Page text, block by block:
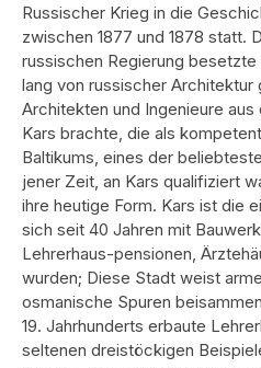
Russischer Krieg in die
zwischen 1877 und 1878 statt.
russischen Regierung
lang von russischer Architektur
Architekten und Ingenieure aus
Kars brachte, die als
Baltikums, eines der
jener Zeit, an Kars qualifiziert
ihre heutige Form. Kars ist die
sich seit 40 Jahren mit
Lehrerhaus-pensionen,
wurden; Diese Stadt weist
osmanische Spuren
19. Jahrhunderts erbaute
seltenen dreistöckigen